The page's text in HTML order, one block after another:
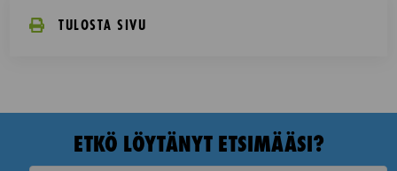
TULOSTA SIVU
ETKÖ LÖYTÄNYT ETSIMÄÄSI?